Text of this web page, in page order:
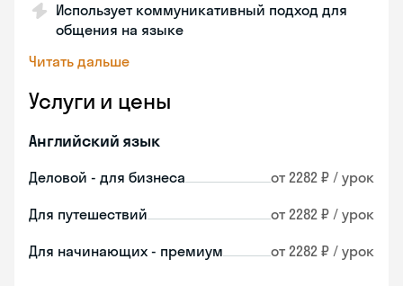
Использует коммуникативный подход для
общения на языке
Читать дальше
Услуги и цены
Английский язык
Деловой - для бизнеса от 2282 ₽ / урок
Для путешествий от 2282 ₽ / урок
Для начинающих - премиум от 2282 ₽ / урок